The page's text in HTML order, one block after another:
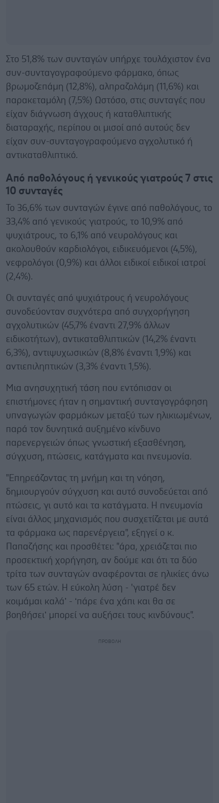
Στο 51,8% των συνταγών υπήρχε τουλάχιστον ένα
συν-συνταγογραφούμενο φάρμακο, όπως
βρωμοζεπάμη (12,8%), αλπραζολάμη (11,6%) και
παρακεταμόλη (7,5%) Ωστόσο, στις συνταγές που
είχαν διάγνωση άγχους ή καταθλιπτικής
διαταραχής, περίπου οι μισοί από αυτούς δεν
είχαν συν-συνταγογραφούμενο αγχολυτικό ή
αντικαταθλιπτικό.
Από παθολόγους ή γενικούς γιατρούς 7 στις
10 συνταγές
Το 36,6% των συνταγών έγινε από παθολόγους, το
33,4% από γενικούς γιατρούς, το 10,9% από
ψυχιάτρους, το 6,1% από νευρολόγους και
ακολουθούν καρδιολόγοι, ειδικευόμενοι (4,5%),
νεφρολόγοι (0,9%) και άλλοι ειδικοί ειδικοί ιατροί
(2,4%).
Οι συνταγές από ψυχιάτρους ή νευρολόγους
συνοδεύονταν συχνότερα από συγχορήγηση
αγχολυτικών (45,7% έναντι 27,9% άλλων
ειδικοτήτων), αντικαταθλιπτικών (14,2% έναντι
6,3%), αντιψυχωσικών (8,8% έναντι 1,9%) και
αντιεπιληπτικών (3,3% έναντι 1,5%).
Μια ανησυχητική τάση που εντόπισαν οι
επιστήμονες ήταν η σημαντική συνταγογράφηση
υπναγωγών φαρμάκων μεταξύ των ηλικιωμένων,
παρά τον δυνητικά αυξημένο κίνδυνο
παρενεργειών όπως γνωστική εξασθένηση,
σύγχυση, πτώσεις, κατάγματα και πνευμονία.
"Επηρεάζοντας τη μνήμη και τη νόηση,
δημιουργούν σύγχυση και αυτό συνοδεύεται από
πτώσεις, γι αυτό και τα κατάγματα. Η πνευμονία
είναι άλλος μηχανισμός που συσχετίζεται με αυτά
τα φάρμακα ως παρενέργεια", εξηγεί ο κ.
Παπαζήσης και προσθέτει: "άρα, χρειάζεται πιο
προσεκτική χορήγηση, αν δούμε και ότι τα δύο
τρίτα των συνταγών αναφέρονται σε ηλικίες άνω
των 65 ετών. Η εύκολη λύση - 'γιατρέ δεν
κοιμάμαι καλά’ - ‘πάρε ένα χάπι και θα σε
βοηθήσει’ μπορεί να αυξήσει τους κινδύνους".